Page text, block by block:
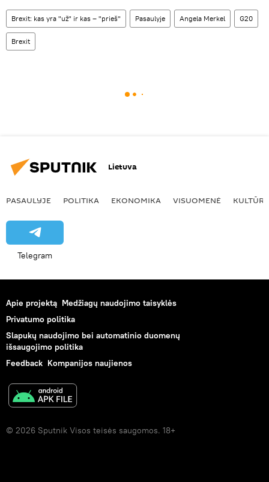
Brexit: kas yra "už" ir kas – "prieš" Pasaulyje Angela Merkel G20
Brexit
Lietuva
PASAULYJE POLITIKA EKONOMIKA VISUOMENĖ KULTŪRA
Telegram
Apie projektą Medžiagų naudojimo taisyklės
Privatumo politika
Slapukų naudojimo bei automatinio duomenų
išsaugojimo politika
Feedback Kompanijos naujienos
© 2026 Sputnik Visos teisės saugomos. 18+